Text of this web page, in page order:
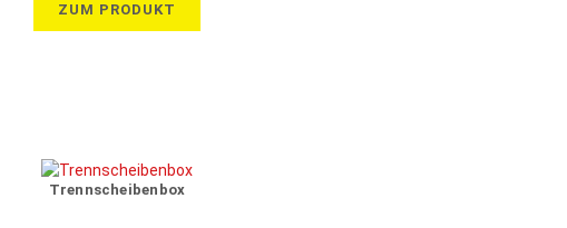
ZUM PRODUKT
Trennscheibenbox